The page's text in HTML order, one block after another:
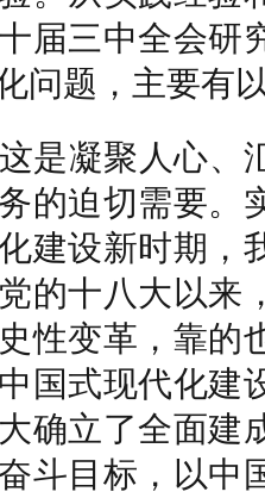
届三中全会研
问题，主要有
凝聚人心、
的迫切需要。
建设新时期，
的十八大以来
性变革，靠的
国式现代化建
确立了全面建
斗目标，以中